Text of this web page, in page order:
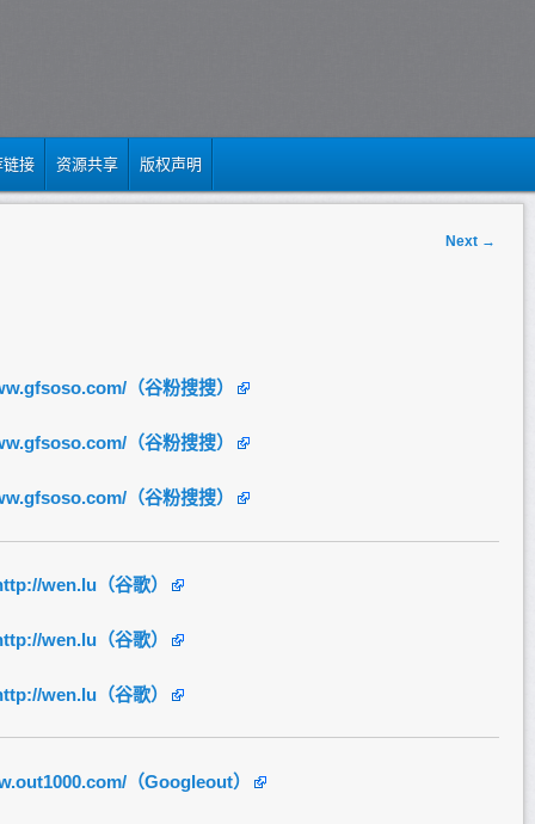
链接 资源共享 版权声明
Next →
（谷粉搜搜）
（谷粉搜搜）
（谷粉搜搜）
wen.lu（谷歌）
wen.lu（谷歌）
wen.lu（谷歌）
（Googleout）